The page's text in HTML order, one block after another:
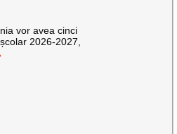
vor avea cinci
2026-2027,